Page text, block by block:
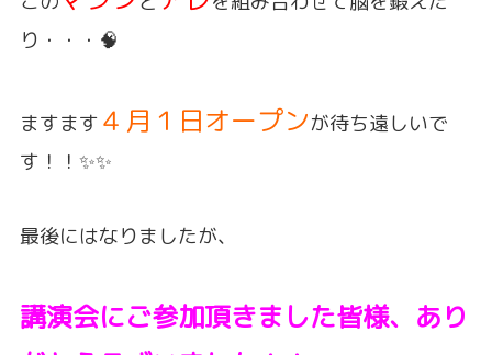
り・・・🧠
ますます ４月１日オープンが待ち遠しいで
す！！✨✨
最後にはなりましたが、
講演会にご参加頂きました皆様、あり